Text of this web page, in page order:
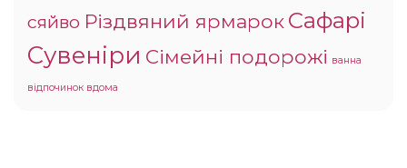
сяйво Різдвяний ярмарокСафарі
Сувеніри Сімейні подорожі ванна
відпочинок вдома